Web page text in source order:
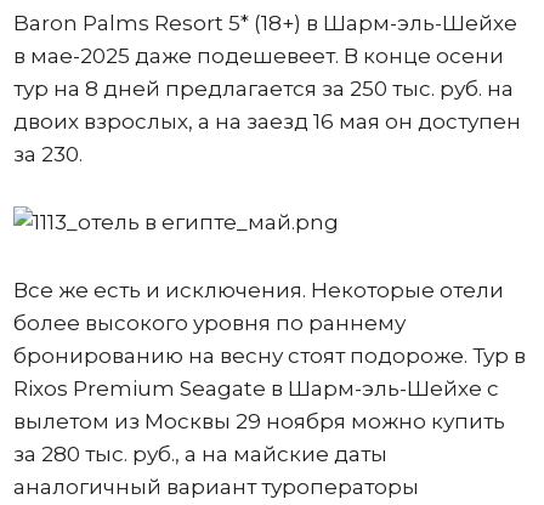
Baron Palms Resort 5* (18+) в Шарм-эль-Шейхе
в мае-2025 даже подешевеет. В конце осени
тур на 8 дней предлагается за 250 тыс. руб. на
двоих взрослых, а на заезд 16 мая он доступен
за 230.
Все же есть и исключения. Некоторые отели
более высокого уровня по раннему
бронированию на весну стоят подороже. Тур в
Rixos Premium Seagate в Шарм-эль-Шейхе с
вылетом из Москвы 29 ноября можно купить
за 280 тыс. руб., а на майские даты
аналогичный вариант туроператоры